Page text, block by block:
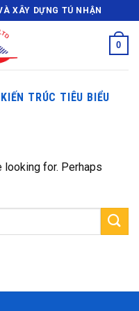
XÂY DỰNG TÚ NHẬN
0
TRÚC TIÊU BIỂU
looking for. Perhaps